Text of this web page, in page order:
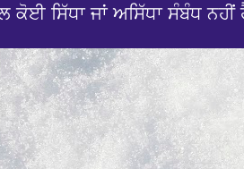
ਕੋਈ ਸਿੱਧਾ ਜਾਂ ਅਸਿੱਧਾ ਸੰਬੰਧ